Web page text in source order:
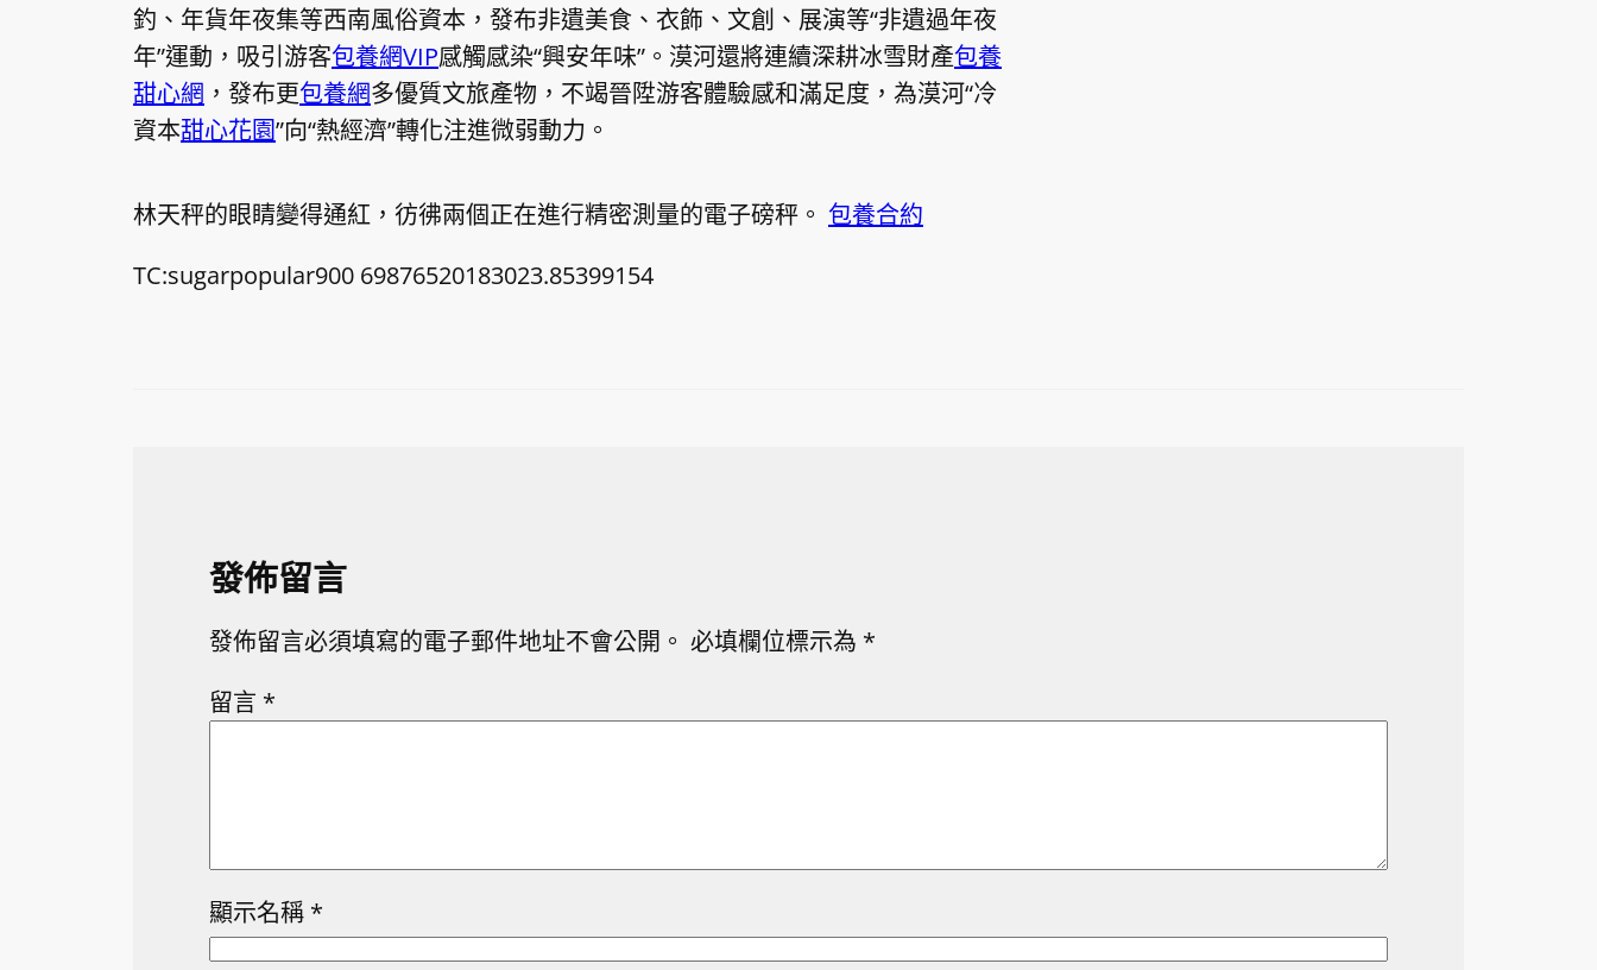
釣、年貨年夜集等西南風俗資本，發布非遺美食、衣飾、文創、展演等“非遺過年夜
年”運動，吸引游客包養網VIP感觸感染“興安年味”。漠河還將連續深耕冰雪財產包養
甜心網 ，發布更包養網多優質文旅產物，不竭晉陞游客體驗感和滿足度，為漠河“冷
資本甜心花園”向“熱經濟”轉化注進微弱動力。
林天秤的眼睛變得通紅，彷彿兩個正在進行精密測量的電子磅秤。 包養合約
TC:sugarpopular900 69876520183023.85399154
發佈留言
發佈留言必須填寫的電子郵件地址不會公開。 必填欄位標示為 *
留言 *
顯示名稱 *